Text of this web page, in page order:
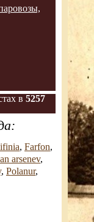
в 5257
, Farfon,
arsenev,
, Polanur,